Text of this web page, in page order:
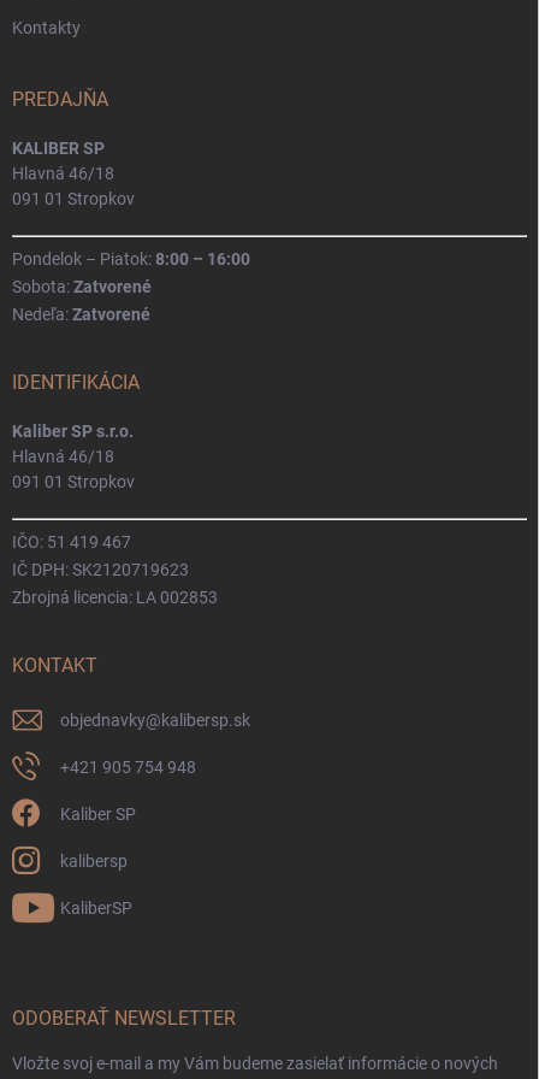
Kontakty
PREDAJŇA
KALIBER SP
Hlavná 46/18
091 01 Stropkov
Pondelok – Piatok:8:00 – 16:00
Sobota:Zatvorené
Nedeľa:Zatvorené
IDENTIFIKÁCIA
Kaliber SP s.r.o.
Hlavná 46/18
091 01 Stropkov
IČO: 51 419 467
IČ DPH: SK2120719623
Zbrojná licencia: LA 002853
KONTAKT
objednavky@kalibersp.sk
+421 905 754 948
Kaliber SP
kalibersp
KaliberSP
ODOBERAŤ NEWSLETTER
Vložte svoj e-mail a my Vám budeme zasielať informácie o nových